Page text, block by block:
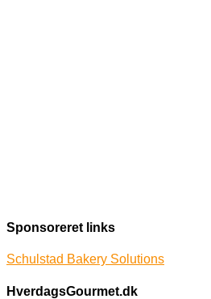
Sponsoreret links
Schulstad Bakery Solutions
HverdagsGourmet.dk